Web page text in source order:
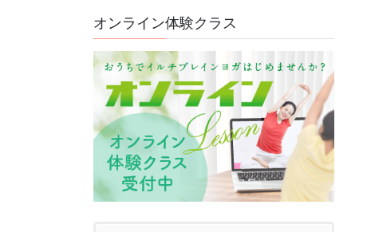
オンライン体験クラス